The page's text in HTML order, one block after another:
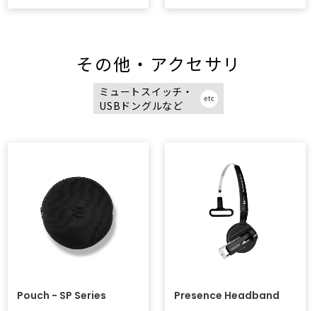
その他・アクセサリ
ミュートスイッチ・
USBドングルなど
Pouch - SP Series Presence Headband